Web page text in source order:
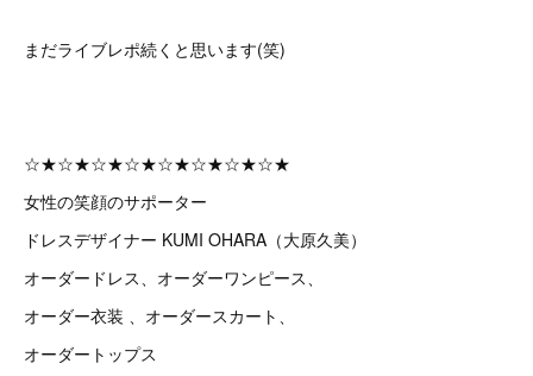
まだライブレポ続くと思います(笑)
☆★☆★☆★☆★☆★☆★☆★☆★
女性の笑顔のサポーター
ドレスデザイナー KUMI OHARA（大原久美）
オーダードレス、オーダーワンピース、
オーダー衣装 、オーダースカート、
オーダートップス